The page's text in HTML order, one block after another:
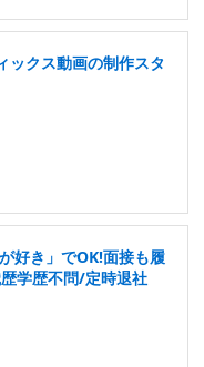
ックス動画の制作スタ
好き」でOK!面接も履
学歴不問/定時退社